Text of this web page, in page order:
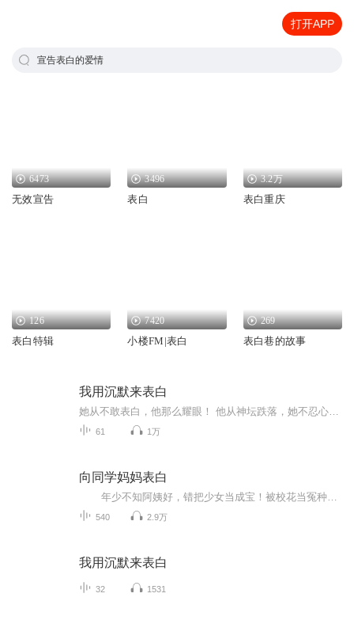
打开APP
宣告表白的爱情
6473
无效宣告
3496
表白
3.2万
表白重庆
126
表白特辑
7420
小楼FM|表白
269
表白巷的故事
我用沉默来表白
61 1万
向同学妈妈表白
540 2.9万
我用沉默来表白
32 1531